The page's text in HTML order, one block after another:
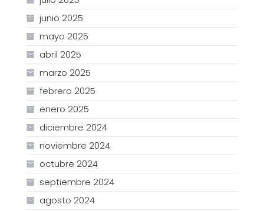
junio 2025
mayo 2025
abril 2025
marzo 2025
febrero 2025
enero 2025
diciembre 2024
noviembre 2024
octubre 2024
septiembre 2024
agosto 2024